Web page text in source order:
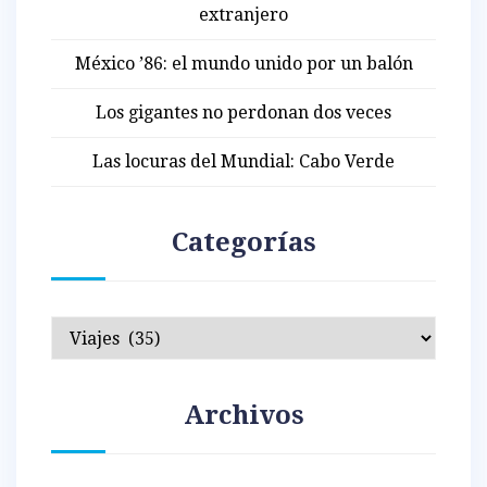
extranjero
México ’86: el mundo unido por un balón
Los gigantes no perdonan dos veces
Las locuras del Mundial: Cabo Verde
Categorías
Categorías
Archivos